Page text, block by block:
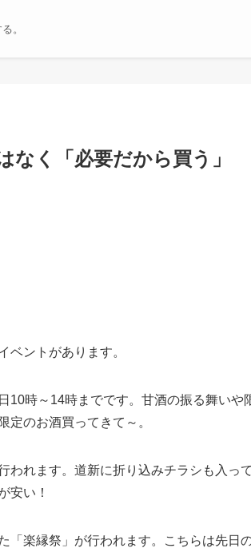
。
なく「必要だから買う」
ベントがあります。
時～14時までです。甘酒の振る舞いや
のお酒買ってきて～。
われます。道新に折り込みチラシも入っ
安い！
「楽縁祭」が行われます。こちらは先日